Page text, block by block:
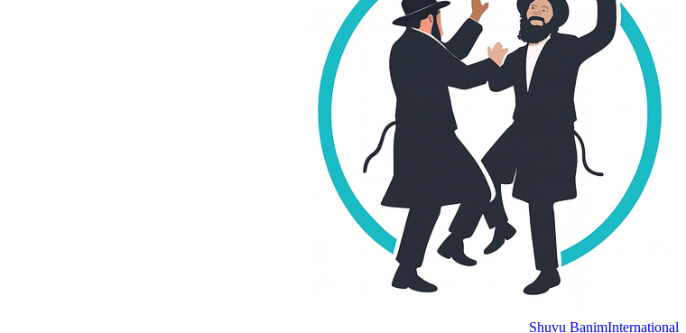
Shuvu BanimInternational